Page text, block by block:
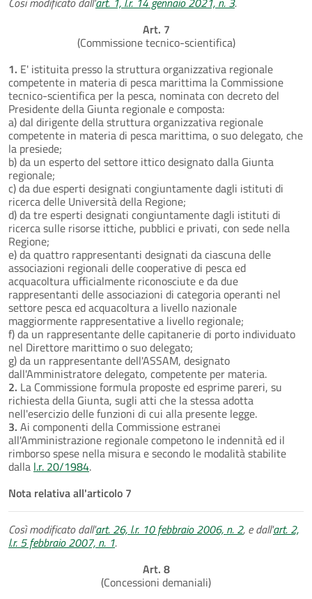
Art. 7
(Commissione tecnico-scientifica)
1. E' istituita presso la struttura organizzativa regionale
competente in materia di pesca marittima la Commissione
tecnico-scientifica per la pesca, nominata con decreto del
Presidente della Giunta regionale e composta:
a) dal dirigente della struttura organizzativa regionale
competente in materia di pesca marittima, o suo delegato, che
la presiede;
b) da un esperto del settore ittico designato dalla Giunta
regionale;
c) da due esperti designati congiuntamente dagli istituti di
ricerca delle Università della Regione;
d) da tre esperti designati congiuntamente dagli istituti di
ricerca sulle risorse ittiche, pubblici e privati, con sede nella
Regione;
e) da quattro rappresentanti designati da ciascuna delle
associazioni regionali delle cooperative di pesca ed
acquacoltura ufficialmente riconosciute e da due
rappresentanti delle associazioni di categoria operanti nel
settore pesca ed acquacoltura a livello nazionale
maggiormente rappresentative a livello regionale;
f) da un rappresentante delle capitanerie di porto individuato
nel Direttore marittimo o suo delegato;
g) da un rappresentante dell'ASSAM, designato
dall'Amministratore delegato, competente per materia.
2. La Commissione formula proposte ed esprime pareri, su
richiesta della Giunta, sugli atti che la stessa adotta
nell'esercizio delle funzioni di cui alla presente legge.
3. Ai componenti della Commissione estranei
all'Amministrazione regionale competono le indennità ed il
rimborso spese nella misura e secondo le modalità stabilite
dalla l.r. 20/1984.
Nota relativa all'articolo 7
Così modificato dall'art. 26, l.r. 10 febbraio 2006, n. 2, e dall'art. 2,
l.r. 5 febbraio 2007, n. 1.
Art. 8
(Concessioni demaniali)